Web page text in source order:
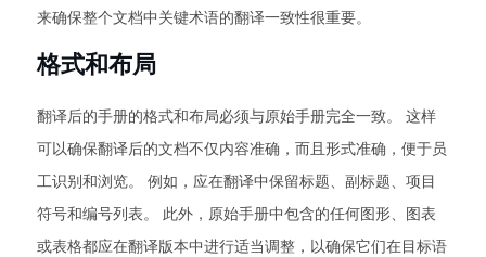
来确保整个文档中关键术语的翻译一致性很重要。
格式和布局
翻译后的手册的格式和布局必须与原始手册完全一致。 这样
可以确保翻译后的文档不仅内容准确，而且形式准确，便于员
工识别和浏览。 例如，应在翻译中保留标题、副标题、项目
符号和编号列表。 此外，原始手册中包含的任何图形、图表
或表格都应在翻译版本中进行适当调整，以确保它们在目标语